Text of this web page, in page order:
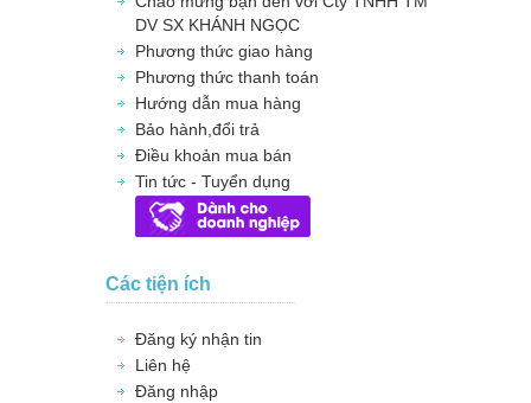
DV SX KHÁNH NGỌC
Phương thức giao hàng
Phương thức thanh toán
Hướng dẫn mua hàng
Bảo hành,đổi trả
Điều khoản mua bán
Tin tức - Tuyển dụng
Các tiện ích
Đăng ký nhận tin
Liên hệ
Đăng nhập